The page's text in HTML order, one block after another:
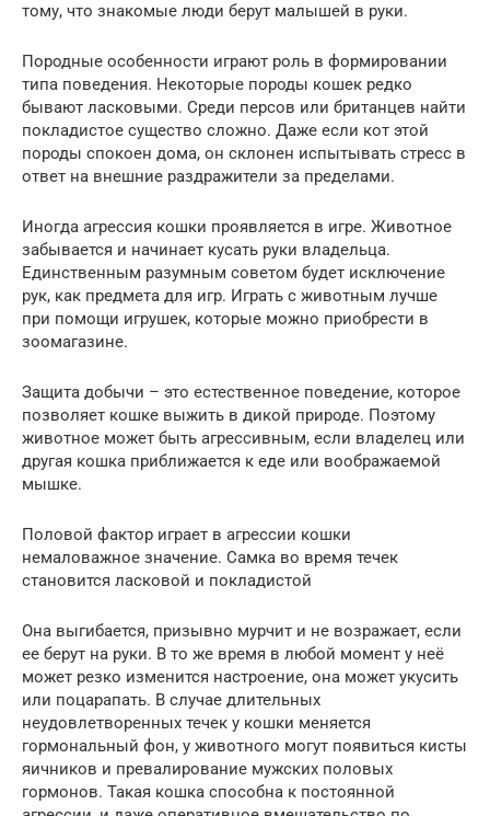
тому, что знакомые люди берут малышей в руки.
Породные особенности играют роль в формировании
типа поведения. Некоторые породы кошек редко
бывают ласковыми. Среди персов или британцев найти
покладистое существо сложно. Даже если кот этой
породы спокоен дома, он склонен испытывать стресс в
ответ на внешние раздражители за пределами.
Иногда агрессия кошки проявляется в игре. Животное
забывается и начинает кусать руки владельца.
Единственным разумным советом будет исключение
рук, как предмета для игр. Играть с животным лучше
при помощи игрушек, которые можно приобрести в
зоомагазине.
Защита добычи – это естественное поведение, которое
позволяет кошке выжить в дикой природе. Поэтому
животное может быть агрессивным, если владелец или
другая кошка приближается к еде или воображаемой
мышке.
Половой фактор играет в агрессии кошки
немаловажное значение. Самка во время течек
становится ласковой и покладистой
Она выгибается, призывно мурчит и не возражает, если
ее берут на руки. В то же время в любой момент у неё
может резко изменится настроение, она может укусить
или поцарапать. В случае длительных
неудовлетворенных течек у кошки меняется
гормональный фон, у животного могут появиться кисты
яичников и превалирование мужских половых
гормонов. Такая кошка способна к постоянной